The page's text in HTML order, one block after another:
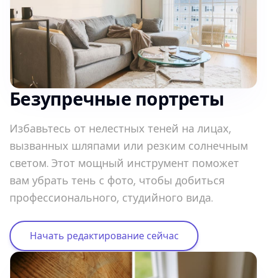
Безупречные портреты
Избавьтесь от нелестных теней на лицах,
вызванных шляпами или резким солнечным
светом. Этот мощный инструмент поможет
вам убрать тень с фото, чтобы добиться
профессионального, студийного вида.
Начать редактирование сейчас